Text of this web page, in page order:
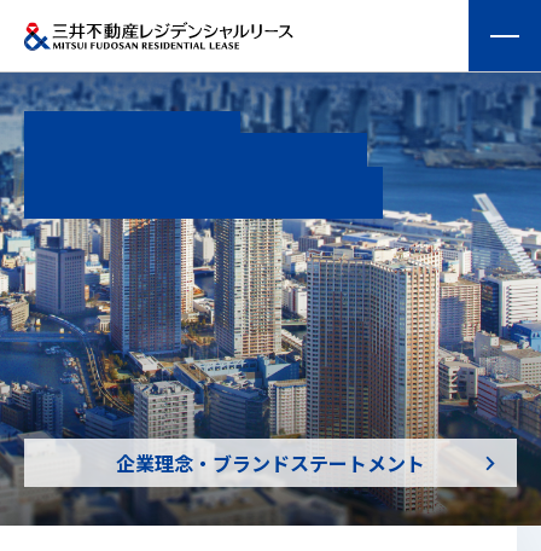
会社情報
事業内容
実績紹介
物件を探す
採用情報
企業理念・ブランドステートメント